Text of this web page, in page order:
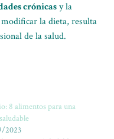
crónicasy la
la dieta, resulta
de la salud.
8 alimentos para una
2023